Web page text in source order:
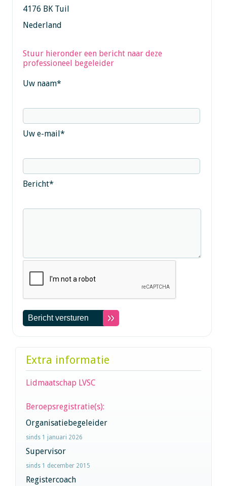
4176 BK Tuil
Nederland
Stuur hieronder een bericht naar deze
professioneel begeleider
Uw naam*
Uw e-mail*
Bericht*
Extra informatie
Lidmaatschap LVSC
Beroepsregistratie(s):
Organisatiebegeleider
sinds 1 januari 2026
Supervisor
sinds 1 december 2015
Registercoach